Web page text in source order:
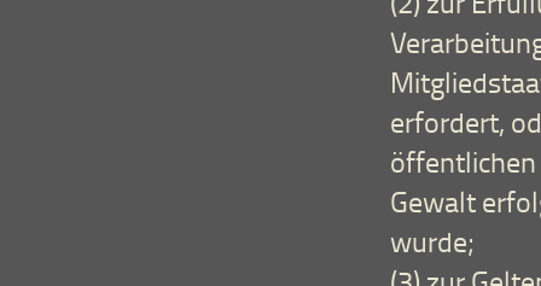
erfordert,
Gewalt
wurde;